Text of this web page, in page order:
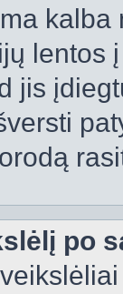
lentos
jis
po